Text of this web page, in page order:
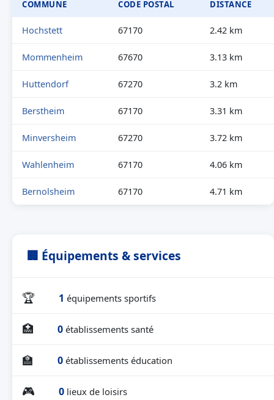
COMMUNE CODE POSTAL DISTANCE
Hochstett 67170 2.42 km
Mommenheim 67670 3.13 km
Huttendorf 67270 3.2 km
Berstheim 67170 3.31 km
Minversheim 67270 3.72 km
Wahlenheim 67170 4.06 km
Bernolsheim 67170 4.71 km
🏢 Équipements & services
🏆 1 équipements sportifs
🏥 0 établissements santé
🏫 0 établissements éducation
🎮 0 lieux de loisirs